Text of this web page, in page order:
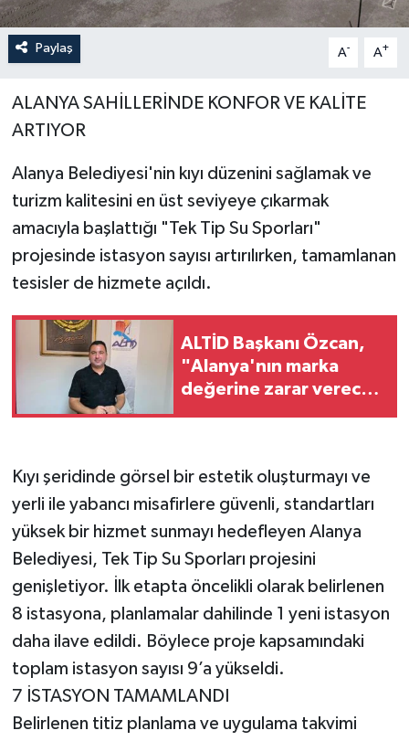
Paylaş A- A+
ALANYA SAHİLLERİNDE KONFOR VE KALİTE
ARTIYOR
Alanya Belediyesi'nin kıyı düzenini sağlamak ve
turizm kalitesini en üst seviyeye çıkarmak
amacıyla başlattığı "Tek Tip Su Sporları"
projesinde istasyon sayısı artırılırken, tamamlanan
tesisler de hizmete açıldı.
ALTİD Başkanı Özcan,
"Alanya'nın marka
değerine zarar verecek
Kıyı şeridinde görsel bir estetik oluşturmayı ve
yerli ile yabancı misafirlere güvenli, standartları
yüksek bir hizmet sunmayı hedefleyen Alanya
Belediyesi, Tek Tip Su Sporları projesini
genişletiyor. İlk etapta öncelikli olarak belirlenen
8 istasyona, planlamalar dahilinde 1 yeni istasyon
daha ilave edildi. Böylece proje kapsamındaki
toplam istasyon sayısı 9’a yükseldi.
7 İSTASYON TAMAMLANDI
Belirlenen titiz planlama ve uygulama takvimi